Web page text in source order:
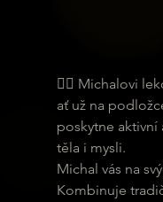
🧘‍♀ Michalovi
ať už na
poskytne aktivní
těla i mysli.
Michal vás na
Kombinuje